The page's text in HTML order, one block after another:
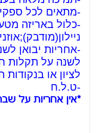
-מתאים לכל
-אחריות יבואן
לשנה על תקלות
לציון או בנקודות
-ט.ל.ח
*אין אחריות על